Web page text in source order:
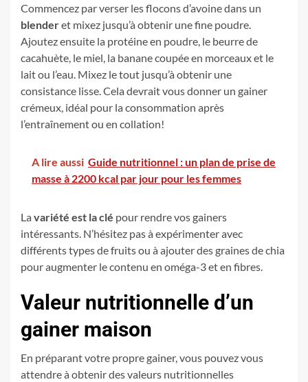
Commencez par verser les flocons d’avoine dans un
blenderet mixez jusqu’à obtenir une fine poudre.
Ajoutez ensuite la protéine en poudre, le beurre de
cacahuète, le miel, la banane coupée en morceaux et le
lait ou l’eau. Mixez le tout jusqu’à obtenir une
consistance lisse. Cela devrait vous donner un gainer
crémeux, idéal pour la consommation après
l’entraînement ou en collation!
A lire aussi Guide nutritionnel : un plan de prise de
masse à 2200 kcal par jour pour les femmes
La variété est la clé pour rendre vos gainers
intéressants. N’hésitez pas à expérimenter avec
différents types de fruits ou à ajouter des graines de chia
pour augmenter le contenu en oméga-3 et en fibres.
Valeur nutritionnelle d’un
gainer maison
En préparant votre propre gainer, vous pouvez vous
attendre à obtenir des valeurs nutritionnelles